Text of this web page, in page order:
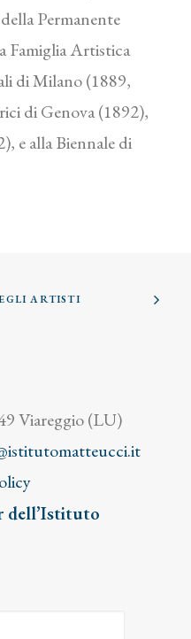
Permanente
Famiglia Artistica
di Milano (1889,
di Genova (1892),
e alla Biennale di
ARTISTI
Viareggio (LU)
dell’Istituto